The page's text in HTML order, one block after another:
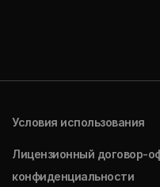
Условия использования
Лицензионный договор-
конфиденциальности